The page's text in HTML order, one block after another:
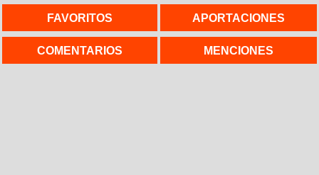
FAVORITOS APORTACIONES
COMENTARIOS MENCIONES